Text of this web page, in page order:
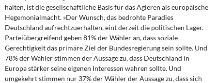
halten, ist die gesellschaftliche Basis für das Agieren als europäische
Hegemonialmacht. »Der Wunsch, das bedrohte Paradies
Deutschland aufrechtzuerhalten, eint derzeit die politischen Lager.
Parteiübergreifend geben 81% der Wähler an, dass soziale
Gerechtigkeit das primäre Ziel der Bundesregierung sein sollte. Und
78% der Wähler stimmen der Aussage zu, dass Deutschland in
Europa stärker seine eigenen Interessen wahren sollte. Und
umgekehrt stimmen nur 37% der Wähler der Aussage zu, dass sich